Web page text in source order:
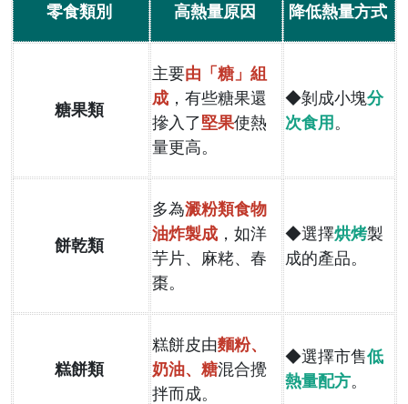
零食類別 高熱量原因 降低熱量方式
糖果類
主要由「糖」組
成 ，有些糖果還
摻入了堅果使熱
量更高。
◆剝成小塊分
次食用。
餅乾類
多為澱粉類食物
油炸製成 ，如洋
芋片、麻粩、春
棗。
◆選擇烘烤製
成的產品。
糕餅類
糕餅皮由麵粉、
奶油、糖混合攪
拌而成。
◆選擇市售低
熱量配方。